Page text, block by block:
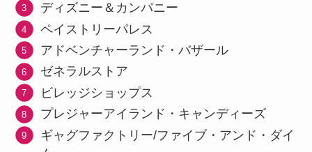
ディズニー＆カンパニー
ペイストリーパレス
アドベンチャーランド・バザール
ゼネラルストア
ビレッジショップス
プレジャーアイランド・キャンディーズ
ギャグファクトリー/ファイブ・アンド・ダイ